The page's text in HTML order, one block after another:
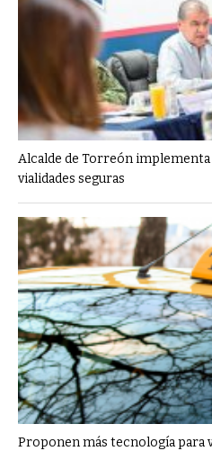
Alcalde de Torreón implementa
vialidades seguras
Proponen más tecnología para